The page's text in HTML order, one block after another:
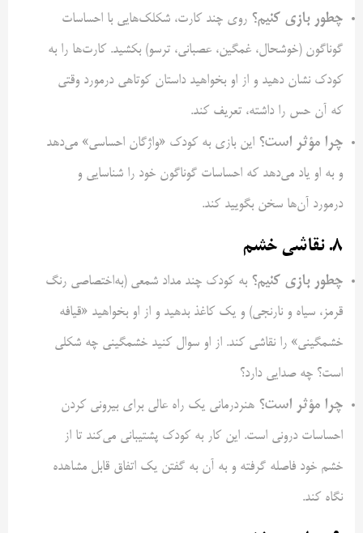
چطور بازی کنیم؟ روی چند کارت، شکلک‌هایی با احساسات
گوناگون (خوشحال، غمگین، عصبانی، ترسو) بکشید. کارت‌ها را به
کودک نشان دهید و از او بخواهید داستان کوتاهی درمورد وقتی
که آن حس را داشته، تعریف کند.
چرا مؤثر است؟ این بازی به کودک «واژگان احساسی» می‌دهد
و به او یاد می‌دهد که احساسات گوناگون خود را شناسایی و
درمورد آن‌ها سخن بگویید کند.
۸. نقاشی خشم
چطور بازی کنیم؟ به کودک چند مداد شمعی (به‌اختصاصی رنگ
قرمز، سیاه و نارنجی) و یک کاغذ بدهید و از او بخواهید «قیافه
خشمگینی» را نقاشی کند. از او سوال کنید خشمگینی چه شکلی
است؟ چه صدایی دارد؟
چرا مؤثر است؟ هنردرمانی یک راه عالی برای بیرونی کردن
احساسات درونی است. این کار به کودک پشتیبانی می‌کند تا از
خشم خود فاصله گرفته و به آن به گفتن یک اتفاق قابل مشاهده
نگاه کند.